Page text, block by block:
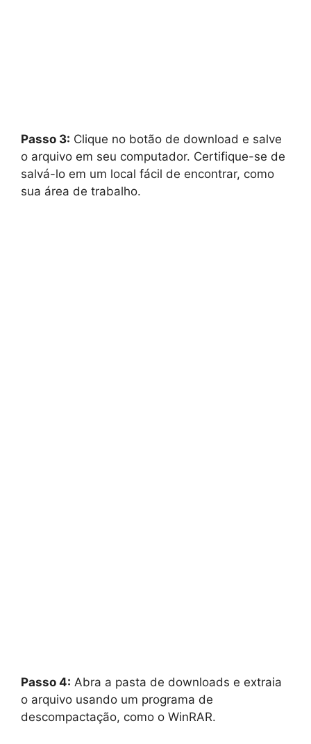
Passo 3: Clique no botão de download e salve
o arquivo em seu computador. Certifique-se de
salvá-lo em um local fácil de encontrar, como
sua área de trabalho.
Passo 4: Abra a pasta de downloads e extraia
o arquivo usando um programa de
descompactação, como o WinRAR.